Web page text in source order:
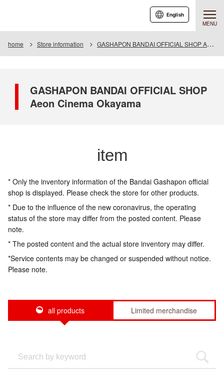
MENU
English
home Store information GASHAPON BANDAI OFFICIAL SHOP Aeon Cinema Okayama
GASHAPON BANDAI OFFICIAL SHOP
Aeon Cinema Okayama
item
* Only the inventory information of the Bandai Gashapon official
shop is displayed. Please check the store for other products.
* Due to the influence of the new coronavirus, the operating
status of the store may differ from the posted content. Please
note.
* The posted content and the actual store inventory may differ.
*Service contents may be changed or suspended without notice.
Please note.
all products Limited merchandise